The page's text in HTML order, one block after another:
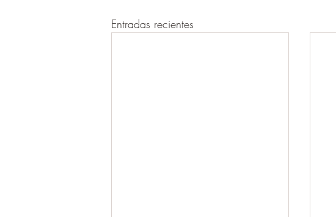
Entradas recientes